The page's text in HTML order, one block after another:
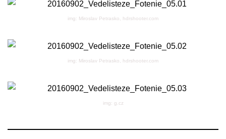
img: Miroslav Petrasko, hdrshooter.com
img: Miroslav Petrasko, hdrshooter.com
img: g.cz